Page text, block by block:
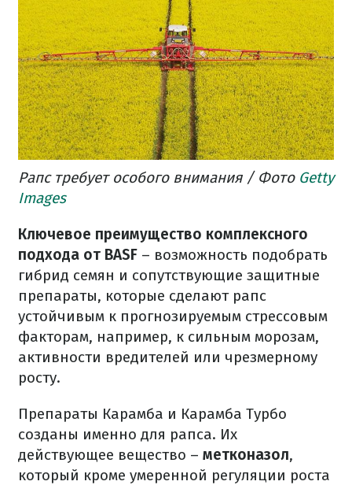
Рапс требует особого внимания / Фото Getty
Images
Ключевое преимущество комплексного
подхода от BASF – возможность подобрать
гибрид семян и сопутствующие защитные
препараты, которые сделают рапс
устойчивым к прогнозируемым стрессовым
факторам, например, к сильным морозам,
активности вредителей или чрезмерному
росту.
Препараты Карамба и Карамба Турбо
созданы именно для рапса. Их
действующее вещество – метконазол,
который кроме умеренной регуляции роста